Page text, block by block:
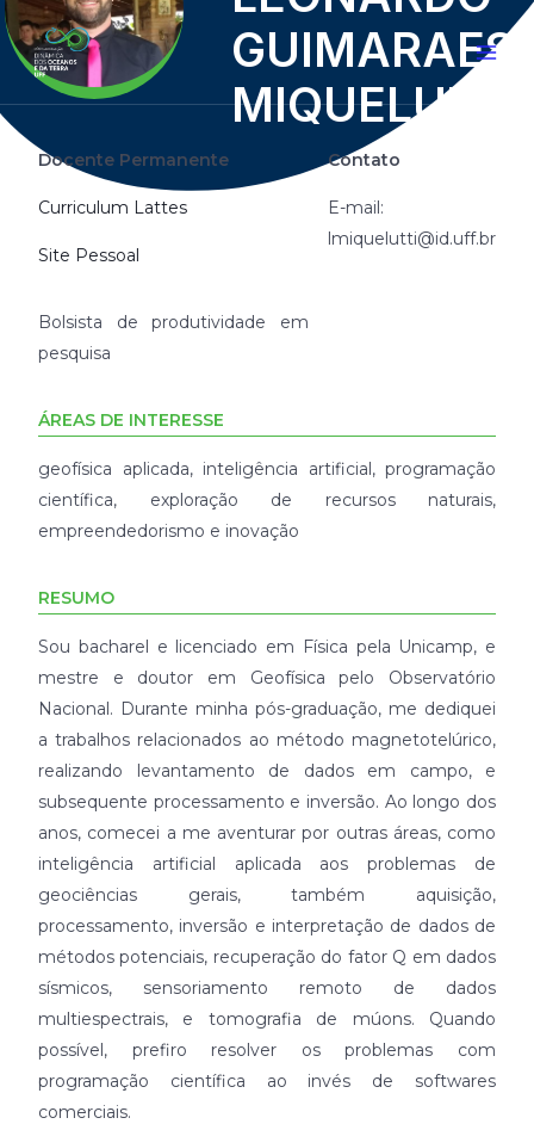
GUIMARAES
MIQUELUTTI
Docente Permanente
Curriculum Lattes
Site Pessoal
Contato
E-mail:
lmiquelutti@id.uff.br
Bolsista de produtividade em
pesquisa
ÁREAS DE INTERESSE
geofísica aplicada, inteligência artificial, programação
científica, exploração de recursos naturais,
empreendedorismo e inovação
RESUMO
Sou bacharel e licenciado em Física pela Unicamp, e
mestre e doutor em Geofísica pelo Observatório
Nacional. Durante minha pós-graduação, me dediquei
a trabalhos relacionados ao método magnetotelúrico,
realizando levantamento de dados em campo, e
subsequente processamento e inversão. Ao longo dos
anos, comecei a me aventurar por outras áreas, como
inteligência artificial aplicada aos problemas de
geociências gerais, também aquisição,
processamento, inversão e interpretação de dados de
métodos potenciais, recuperação do fator Q em dados
sísmicos, sensoriamento remoto de dados
multiespectrais, e tomografia de múons. Quando
possível, prefiro resolver os problemas com
programação científica ao invés de softwares
comerciais.